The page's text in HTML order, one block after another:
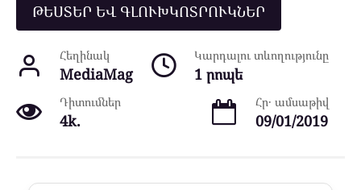
ԹԵՍՏԵՐ ԵՎ ԳԼՈՒԽԿՈՏՐՈՒԿՆԵՐ
Հեղինակ
MediaMag
Կարդալու տևողությունը
1 րոպե
Դիտումներ
4k.
Հր․ ամսաթիվ
09/01/2019